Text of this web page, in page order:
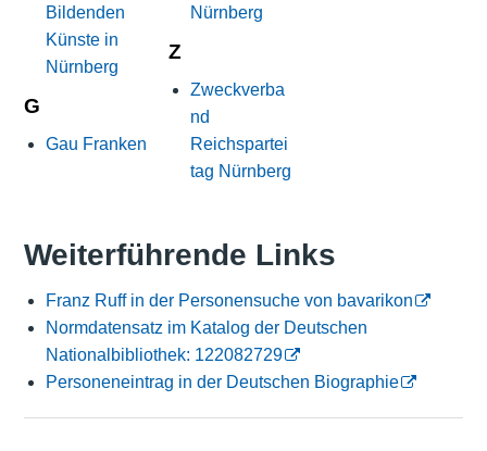
Bildenden
Künste in
Nürnberg
G
Gau Franken
Nürnberg
Z
Zweckverba
nd
Reichspartei
tag Nürnberg
Weiterführende Links
Franz Ruff in der Personensuche von bavarikon
Normdatensatz im Katalog der Deutschen
Nationalbibliothek: 122082729
Personeneintrag in der Deutschen Biographie